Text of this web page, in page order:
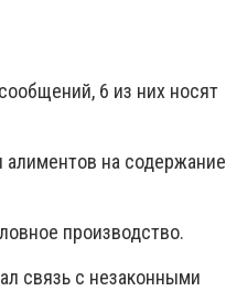
6 из них носят
алиментов на содержание
производство.
связь с незаконными